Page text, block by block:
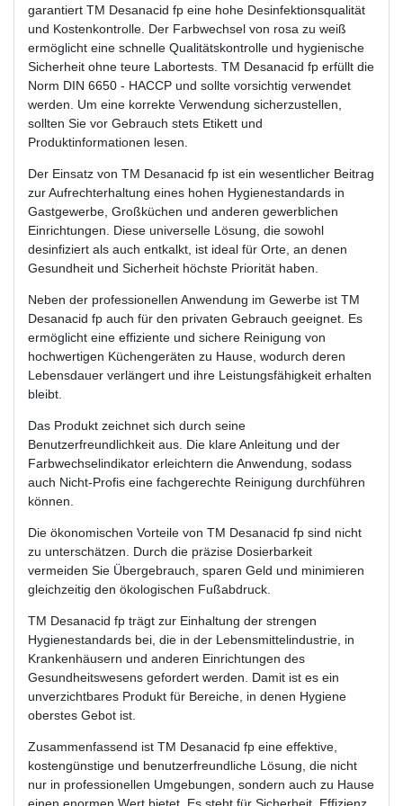
garantiert TM Desanacid fp eine hohe Desinfektionsqualität
und Kostenkontrolle. Der Farbwechsel von rosa zu weiß
ermöglicht eine schnelle Qualitätskontrolle und hygienische
Sicherheit ohne teure Labortests. TM Desanacid fp erfüllt die
Norm DIN 6650 - HACCP und sollte vorsichtig verwendet
werden. Um eine korrekte Verwendung sicherzustellen,
sollten Sie vor Gebrauch stets Etikett und
Produktinformationen lesen.
Der Einsatz von TM Desanacid fp ist ein wesentlicher Beitrag
zur Aufrechterhaltung eines hohen Hygienestandards in
Gastgewerbe, Großküchen und anderen gewerblichen
Einrichtungen. Diese universelle Lösung, die sowohl
desinfiziert als auch entkalkt, ist ideal für Orte, an denen
Gesundheit und Sicherheit höchste Priorität haben.
Neben der professionellen Anwendung im Gewerbe ist TM
Desanacid fp auch für den privaten Gebrauch geeignet. Es
ermöglicht eine effiziente und sichere Reinigung von
hochwertigen Küchengeräten zu Hause, wodurch deren
Lebensdauer verlängert und ihre Leistungsfähigkeit erhalten
bleibt.
Das Produkt zeichnet sich durch seine
Benutzerfreundlichkeit aus. Die klare Anleitung und der
Farbwechselindikator erleichtern die Anwendung, sodass
auch Nicht-Profis eine fachgerechte Reinigung durchführen
können.
Die ökonomischen Vorteile von TM Desanacid fp sind nicht
zu unterschätzen. Durch die präzise Dosierbarkeit
vermeiden Sie Übergebrauch, sparen Geld und minimieren
gleichzeitig den ökologischen Fußabdruck.
TM Desanacid fp trägt zur Einhaltung der strengen
Hygienestandards bei, die in der Lebensmittelindustrie, in
Krankenhäusern und anderen Einrichtungen des
Gesundheitswesens gefordert werden. Damit ist es ein
unverzichtbares Produkt für Bereiche, in denen Hygiene
oberstes Gebot ist.
Zusammenfassend ist TM Desanacid fp eine effektive,
kostengünstige und benutzerfreundliche Lösung, die nicht
nur in professionellen Umgebungen, sondern auch zu Hause